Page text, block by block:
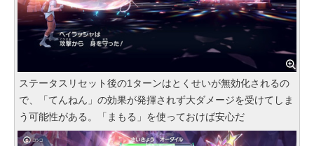
ステータスリセット後の1ターンはとくせいが無効化されるの
で、「てんねん」の効果が発揮されず大ダメージを受けてしま
う可能性がある。「まもる」を使っておけば安心だ